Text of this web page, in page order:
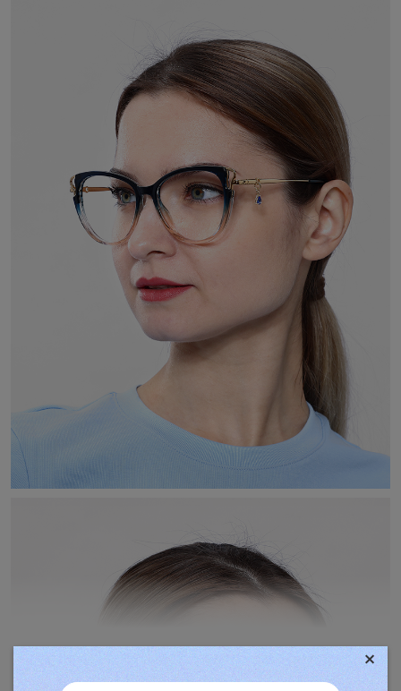
TOVÁBBIAK MEGJELENÍTÉSE ×